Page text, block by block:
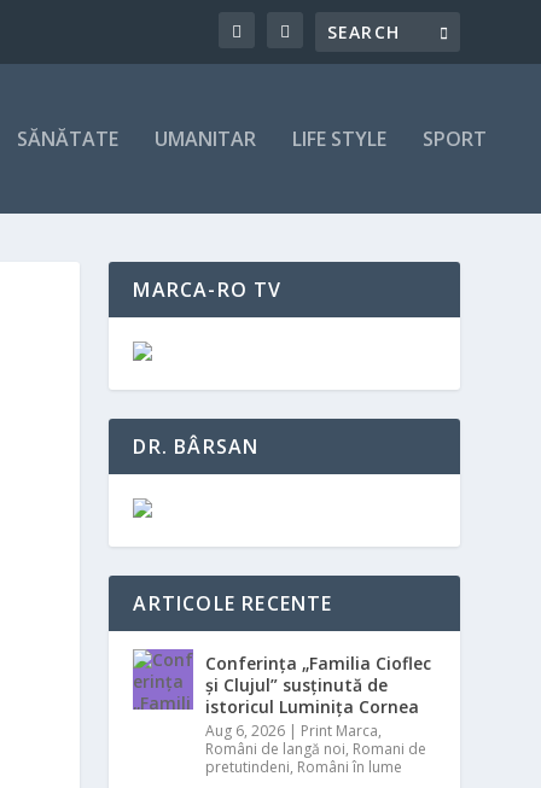
SĂNĂTATE UMANITAR LIFE STYLE SPORT
MARCA-RO TV
DR. BÂRSAN
ARTICOLE RECENTE
Conferința „Familia Cioflec
și Clujul” susținută de
istoricul Luminița Cornea
Aug 6, 2026 | Print Marca,
Români de langă noi, Romani de
pretutindeni, Români în lume